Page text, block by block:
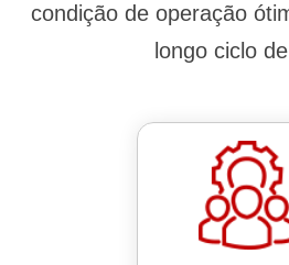
condição de operação
longo ciclo